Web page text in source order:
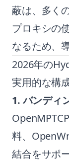
蔽は、多く
プロキシの
なるため、
2026年の
実用的な構
1. バンディ
料、
結合をサポ